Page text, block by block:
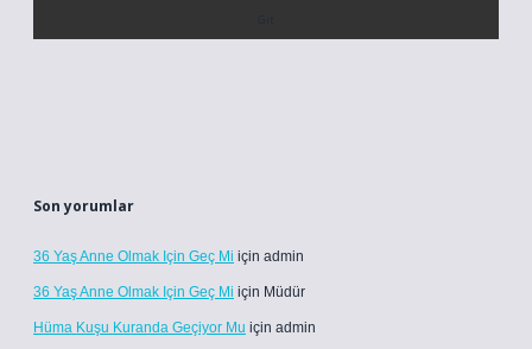
Son yorumlar
36 Yaş Anne Olmak Için Geç Mi için admin
36 Yaş Anne Olmak Için Geç Mi için Müdür
Hüma Kuşu Kuranda Geçiyor Mu için admin